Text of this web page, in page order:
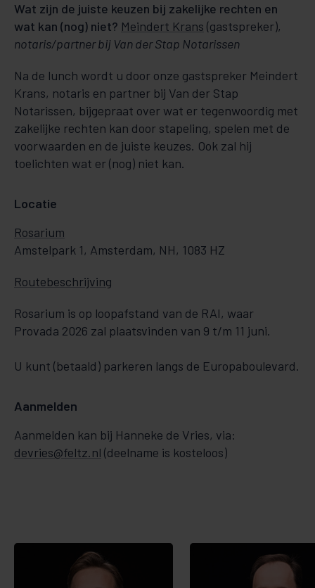
Wat zijn de juiste keuzen bij zakelijke rechten en
wat kan (nog) niet? Meindert Krans (gastspreker),
notaris/partner bij Van der Stap Notarissen
Na de lunch wordt u door onze gastspreker Meindert
Krans, notaris en partner bij Van der Stap
Notarissen, bijgepraat over wat er tegenwoordig met
zakelijke rechten kan door stapeling, spelen met de
voorwaarden en de juiste keuzes. Ook zal hij
toelichten wat er (nog) niet kan.
Locatie
Rosarium
Amstelpark 1, Amsterdam, NH, 1083 HZ
Routebeschrijving
Rosarium is op loopafstand van de RAI, waar
Provada 2026 zal plaatsvinden van 9 t/m 11 juni.
U kunt (betaald) parkeren langs de Europaboulevard.
Aanmelden
Aanmelden kan bij Hanneke de Vries, via:
devries@feltz.nl (deelname is kosteloos)